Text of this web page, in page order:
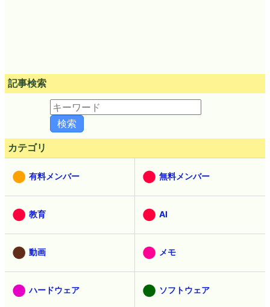
記事検索
カテゴリ
有料メンバー 無料メンバー
教育 AI
動画 メモ
ハードウェア ソフトウェア